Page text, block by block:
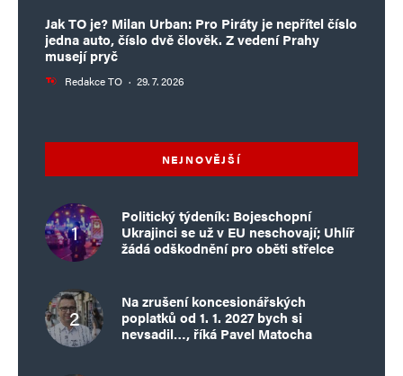
Jak TO je? Milan Urban: Pro Piráty je nepřítel číslo
jedna auto, číslo dvě člověk. Z vedení Prahy
musejí pryč
Redakce TO · 29. 7. 2026
NEJNOVĚJŠÍ
Politický týdeník: Bojeschopní
Ukrajinci se už v EU neschovají; Uhlíř
žádá odškodnění pro oběti střelce
Na zrušení koncesionářských
poplatků od 1. 1. 2027 bych si
nevsadil…, říká Pavel Matocha